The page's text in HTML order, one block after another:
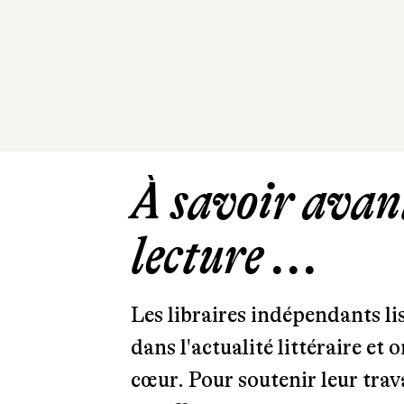
À savoir
lecture ...
Les libraires indépendants
dans l'actualité littéraire et
cœur. Pour soutenir leur